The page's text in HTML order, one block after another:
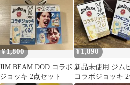
¥1,800
JIM BEAM DOD コラボ
ジョッキ 2点セット
¥ 1,890
新品未使用 ジム
コラボジョッキ 2